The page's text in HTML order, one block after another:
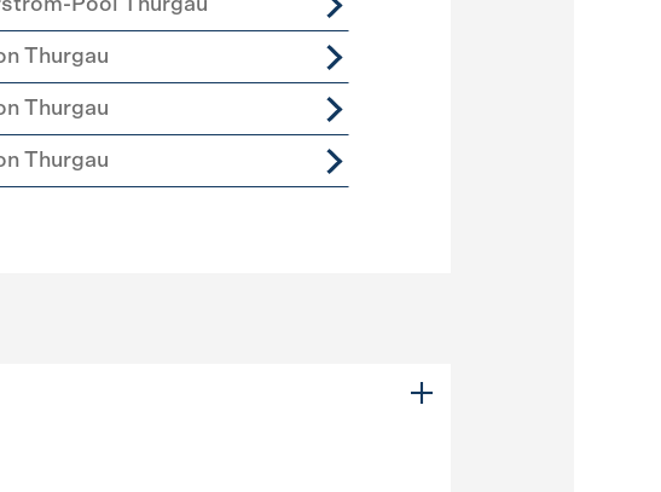
Pool Thurgau
Thurgau
Thurgau
Thurgau